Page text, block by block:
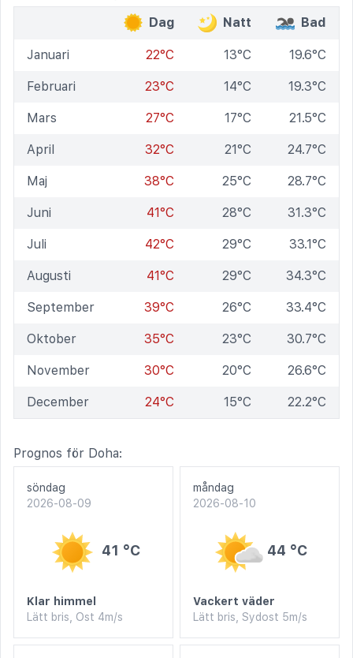
Dag
Natt Bad
Januari 22°C 13°C 19.6°C
Februari 23°C 14°C 19.3°C
Mars 27°C 17°C 21.5°C
April 32°C 21°C 24.7°C
Maj 38°C 25°C 28.7°C
Juni 41°C 28°C 31.3°C
Juli 42°C 29°C 33.1°C
Augusti 41°C 29°C 34.3°C
September 39°C 26°C 33.4°C
Oktober 35°C 23°C 30.7°C
November 30°C 20°C 26.6°C
December 24°C 15°C 22.2°C
Prognos för Doha:
söndag
2026-08-09
41 °C
Klar himmel
Lätt bris, Ost 4m/s
måndag
2026-08-10
44 °C
Vackert väder
Lätt bris, Sydost 5m/s